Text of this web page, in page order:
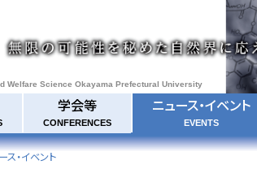
Welfare Science Okayama Prefectural University
学会等
CONFERENCES
ニュース・イベント
EVENTS
ス・イベント